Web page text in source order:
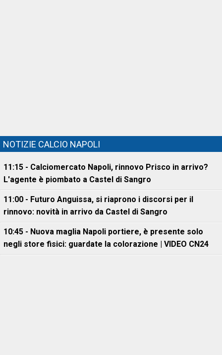
NOTIZIE CALCIO NAPOLI
11:15 - Calciomercato Napoli, rinnovo Prisco in arrivo?
L'agente è piombato a Castel di Sangro
11:00 - Futuro Anguissa, si riaprono i discorsi per il
rinnovo: novità in arrivo da Castel di Sangro
10:45 - Nuova maglia Napoli portiere, è presente solo
negli store fisici: guardate la colorazione | VIDEO CN24